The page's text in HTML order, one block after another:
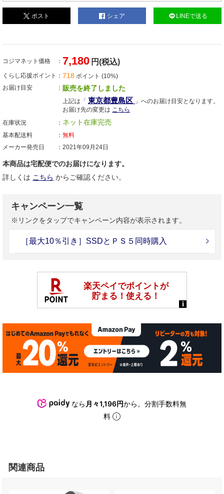
ポスト シェア LINEで送る
コジマネット価格 7,180 円(税込)
くらし応援ポイント 718 ポイント (10%)
お届け目安
販売を終了しました
上記は「 東京都豊島区 」へのお届け目安となります。
お届け先の変更は こちら
在庫状況
ネット在庫完売
基本配送料
無料
メーカー発売日
2021年09月24日
本商品は宅配便でのお届けになります。
詳しくは こちら からご確認ください。
キャンペーン一覧
※リンクをタップでキャンペーン内容が表示されます。
［最大10％引き］SSDとＰＳ５同時購入
なら 月々1,196円から。分割手数料無
料
関連商品